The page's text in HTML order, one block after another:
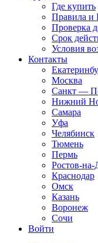
Где купить
Правила
Проверка
Срок
Условия
Контакты
Москва
Санкт —
Нижний
Самара
Уфа
Челябинск
Тюмень
Пермь
Ростов-
Краснодар
Омск
Казань
Воронеж
Сочи
Войти